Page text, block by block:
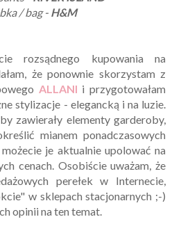
/ bag - H&M
rozsądnego kupowania na
że ponownie skorzystam z
ALLANI i przygotowałam
stylizacje - elegancką i na luzie.
zawierały elementy garderoby,
mianem ponadczasowych
je aktualnie upolować na
cenach. Osobiście uważam, że
perełek w Internecie,
w sklepach stacjonarnych ;-)
opinii na ten temat.